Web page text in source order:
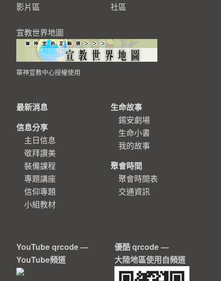
影片區
宣教世界地圖
華神宣教中心授權使用
社區
最新消息
信息分享
主日信息
敬拜讚美
裝備課程
專題講座
信仰專題
小組教材
生命故事
錫安劇場
生命小書
我的故事
聚會時間
聚會時間表
交通資訊
YouTube qrcode —
YouTube頻道
優酷 qrcode —
大陸地區使用自頻道